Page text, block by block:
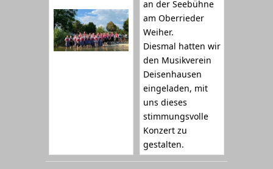
an der Seebühne
am Oberrieder
Weiher.
Diesmal hatten wir
den Musikverein
Deisenhausen
eingeladen, mit
uns dieses
stimmungsvolle
Konzert zu
gestalten.